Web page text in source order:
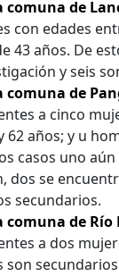
comuna de
con edades
43 años. De
y seis
comuna de
a cinco
62 años; y u
casos uno aún
dos se
secundarios.
comuna de Río
a dos
son